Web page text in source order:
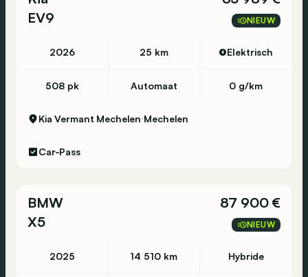
EV9
NIEUW
2026 25 km Elektrisch
508 pk Automaat 0 g/km
Kia Vermant Mechelen Mechelen
Car-Pass
BMW
X5
87 900 €
NIEUW
2025 14 510 km Hybride